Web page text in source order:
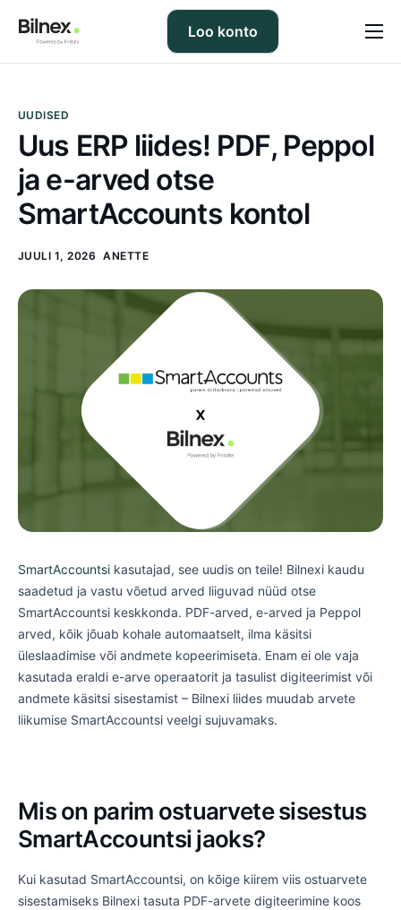
Hinnad
KKK
Tugi
Blogi
Loo konto
UUDISED
Uus ERP liides! PDF, Peppol
ja e-arved otse
SmartAccounts kontol
JUULI 1, 2026 ANETTE
SmartAccountsi kasutajad, see uudis on teile! Bilnexi kaudu
saadetud ja vastu võetud arved liiguvad nüüd otse
SmartAccountsi keskkonda. PDF-arved, e-arved ja Peppol
arved, kõik jõuab kohale automaatselt, ilma käsitsi
üleslaadimise või andmete kopeerimiseta. Enam ei ole vaja
kasutada eraldi e-arve operaatorit ja tasulist digiteerimist või
andmete käsitsi sisestamist – Bilnexi liides muudab arvete
liikumise SmartAccountsi veelgi sujuvamaks.
Mis on parim ostuarvete sisestus
SmartAccountsi jaoks?
Kui kasutad SmartAccountsi, on kõige kiirem viis ostuarvete
sisestamiseks Bilnexi tasuta PDF-arvete digiteerimine koos